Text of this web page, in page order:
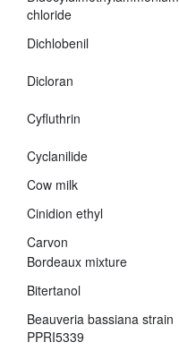
chloride
Dichlobenil
Dicloran
Cyfluthrin
Cyclanilide
Cow milk
Cinidion ethyl
Carvon
Bordeaux mixture
Bitertanol
Beauveria bassiana strain
PPRI5339